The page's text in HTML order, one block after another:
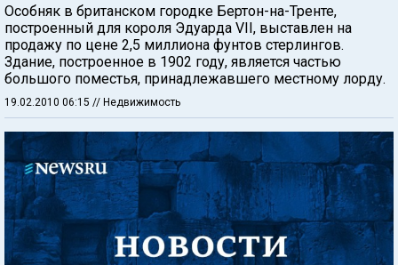
Особняк в британском городке Бертон-на-Тренте,
построенный для короля Эдуарда VII, выставлен на
продажу по цене 2,5 миллиона фунтов стерлингов.
Здание, построенное в 1902 году, является частью
большого поместья, принадлежавшего местному лорду.
19.02.2010 06:15 // Недвижимость